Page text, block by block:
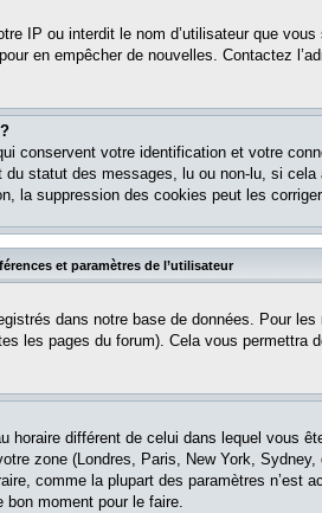
IP ou interdit le nom d’utilisateur que
en empêcher de nouvelles. Contactez
conservent votre identification et votre
statut des messages, lu ou non-lu, si cela
la suppression des cookies peut les
et paramètres de l’utilisateur
dans notre base de données. Pour
les pages du forum). Cela vous permettra
horaire différent de celui dans lequel vous
zone (Londres, Paris, New York,
comme la plupart des paramètres n’est
bon moment pour le faire.